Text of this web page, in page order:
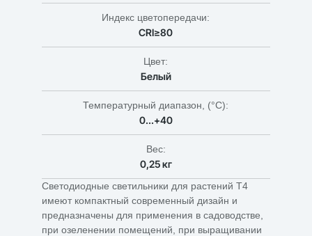
Индекс цветопередачи:
CRI≥80
Цвет:
Белый
Температурный диапазон, (°C):
0...+40
Вес:
0,25 кг
Светодиодные светильники для растений T4
имеют компактный современный дизайн и
предназначены для применения в садоводстве,
при озеленении помещений, при выращивании